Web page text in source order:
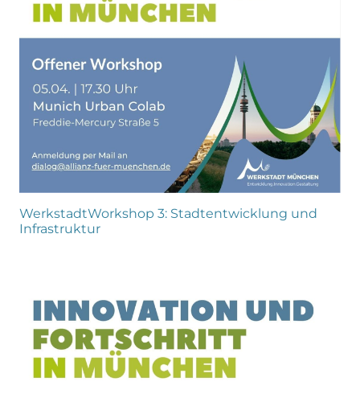
WerkstadtWorkshop 3: Stadtentwicklung und
Infrastruktur